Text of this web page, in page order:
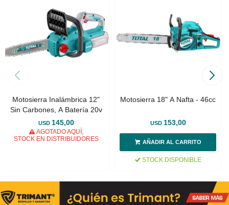
Motosierra Inalámbrica 12"
Sin Carbones, A Batería 20v
USD 145,00
AGOTADO AQUÍ,
STOCK EN DISTRIBUIDORES
Motosierra 18" A Nafta - 46cc
USD 153,00
STOCK DISPONIBLE